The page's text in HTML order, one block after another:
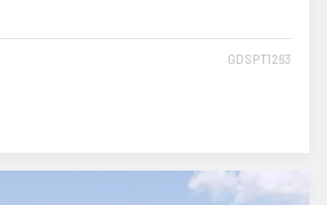
GDSPT1263